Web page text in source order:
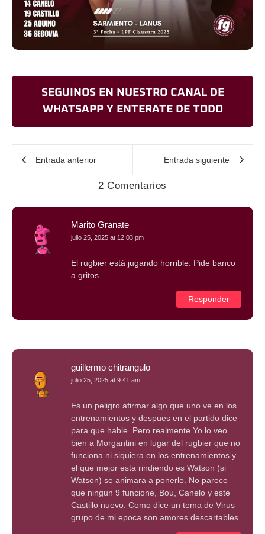
SEGUINOS EN NUESTRO CANAL DE
WHATSAPP Y ENTERATE DE TODO
Entrada anterior Entrada siguiente
2 Comentarios
Marito Granate
julio 25, 2025 at 12:03 pm
El rugbier está jugando horrible. Pide banco
a gritos
Responder
guillermo chitrangulo
julio 25, 2025 at 9:41 am
Es un peligro afirmar algo que uno ve en los
entrenamientos y despues en el partido dice
para que hable. Pero realmente Yo lo veo
bien a Morgantini en lugar del rugbier que no
funciona ni siquiera en los entrenamientos y
el que mejor esta rindiendo es Watson (si
Watson) se animara a ponerlo. No parece
que ningun 9 funcione, Bou, Canelo y este
Castillo nuevo. Como dice un tema de Virus
grupo de mi epoca son amores descartables.